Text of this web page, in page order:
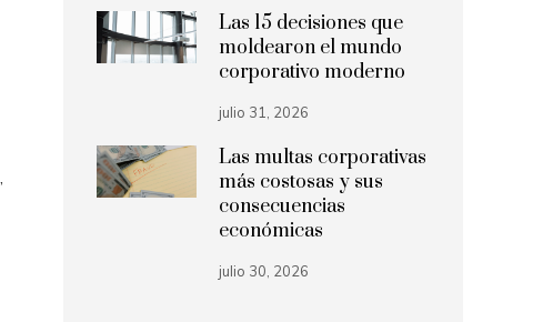
Las 15 decisiones que
moldearon el mundo
corporativo moderno
julio 31, 2026
Las multas corporativas
más costosas y sus
consecuencias
económicas
julio 30, 2026